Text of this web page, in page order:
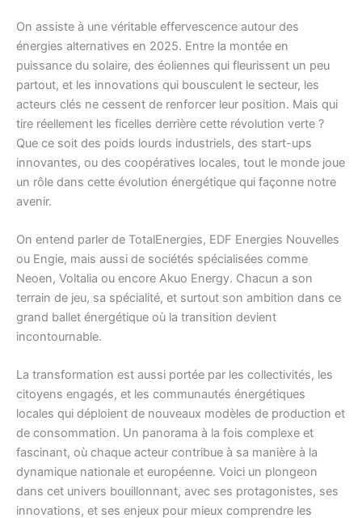
On assiste à une véritable effervescence autour des
énergies alternatives en 2025. Entre la montée en
puissance du solaire, des éoliennes qui fleurissent un peu
partout, et les innovations qui bousculent le secteur, les
acteurs clés ne cessent de renforcer leur position. Mais qui
tire réellement les ficelles derrière cette révolution verte ?
Que ce soit des poids lourds industriels, des start-ups
innovantes, ou des coopératives locales, tout le monde joue
un rôle dans cette évolution énergétique qui façonne notre
avenir.
On entend parler de TotalEnergies, EDF Energies Nouvelles
ou Engie, mais aussi de sociétés spécialisées comme
Neoen, Voltalia ou encore Akuo Energy. Chacun a son
terrain de jeu, sa spécialité, et surtout son ambition dans ce
grand ballet énergétique où la transition devient
incontournable.
La transformation est aussi portée par les collectivités, les
citoyens engagés, et les communautés énergétiques
locales qui déploient de nouveaux modèles de production et
de consommation. Un panorama à la fois complexe et
fascinant, où chaque acteur contribue à sa manière à la
dynamique nationale et européenne. Voici un plongeon
dans cet univers bouillonnant, avec ses protagonistes, ses
innovations, et ses enjeux pour mieux comprendre les